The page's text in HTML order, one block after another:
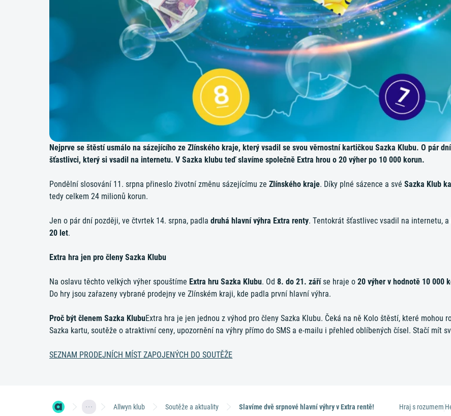
Nejprve se štěstí usmálo na sázejícího ze Zlínského kraje, který vsadil se svou věrnostní kartičkou Sazka Klubu. O pár
šťastlivci, který si vsadil na internetu. V Sazka klubu teď slavíme společně Extra hrou o 20 výher po 10 000 korun.
Pondělní slosování 11. srpna přineslo životní změnu sázejícímu zeZlínského kraje. Díky plné sázence a svéSazka Klub
tedy celkem 24 milionů korun.
Jen o pár dní později, ve čtvrtek 14. srpna, padladruhá hlavní výhra Extra renty. Tentokrát šťastlivec vsadil na internetu,
20 let.
Extra hra jen pro členy Sazka Klubu
Na oslavu těchto velkých výher spouštíme Extra hru Sazka Klubu. Od8. do 21. záříse hraje o20 výher v hodnotě 10 000
Do hry jsou zařazeny vybrané prodejny ve Zlínském kraji, kde padla první hlavní výhra.
Proč být členem Sazka KlubuExtra hra je jen jednou z výhod pro členy Sazka Klubu. Čeká na ně Kolo štěstí, které
Sazka kartu, soutěže o atraktivní ceny, upozornění na výhry přímo do SMS a e-mailu i přehled oblíbených čísel. Stačí mít
SEZNAM PRODEJNÍCH MÍST ZAPOJENÝCH DO SOUTĚŽE
Allwyn klub Soutěže a aktuality Slavíme dvě srpnové hlavní výhry v Extra rentě! Hraj s rozumem